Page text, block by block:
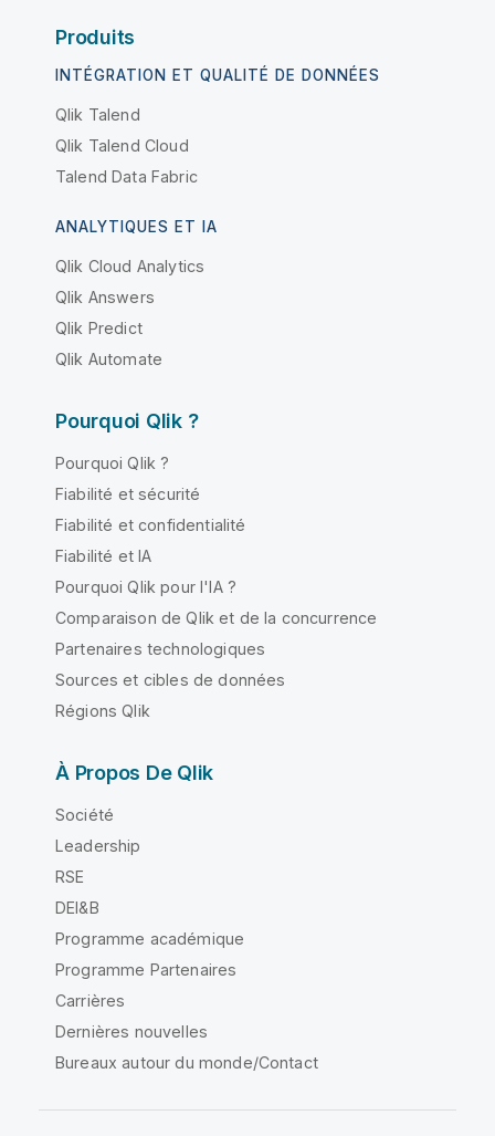
Produits
INTÉGRATION ET QUALITÉ DE DONNÉES
Qlik Talend
Qlik Talend Cloud
Talend Data Fabric
ANALYTIQUES ET IA
Qlik Cloud Analytics
Qlik Answers
Qlik Predict
Qlik Automate
Pourquoi Qlik ?
Pourquoi Qlik ?
Fiabilité et sécurité
Fiabilité et confidentialité
Fiabilité et IA
Pourquoi Qlik pour l'IA ?
Comparaison de Qlik et de la concurrence
Partenaires technologiques
Sources et cibles de données
Régions Qlik
À Propos De Qlik
Société
Leadership
RSE
DEI&B
Programme académique
Programme Partenaires
Carrières
Dernières nouvelles
Bureaux autour du monde/Contact